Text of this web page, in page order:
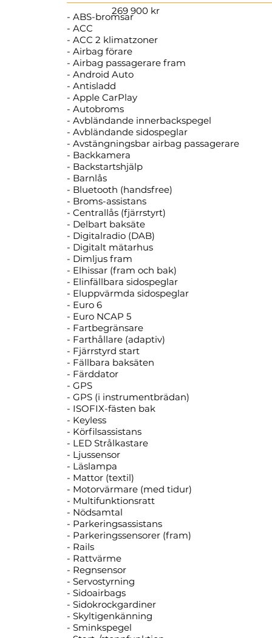
269 900 kr
- ABS-bromsar
- ACC
- ACC 2 klimatzoner
- Airbag förare
- Airbag passagerare fram
- Android Auto
- Antisladd
- Apple CarPlay
- Autobroms
- Avbländande innerbackspegel
- Avbländande sidospeglar
- Avstängningsbar airbag passagerare
- Backkamera
- Backstartshjälp
- Barnlås
- Bluetooth (handsfree)
- Broms-assistans
- Centrallås (fjärrstyrt)
- Delbart baksäte
- Digitalradio (DAB)
- Digitalt mätarhus
- Dimljus fram
- Elhissar (fram och bak)
- Elinfällbara sidospeglar
- Eluppvärmda sidospeglar
- Euro 6
- Euro NCAP 5
- Fartbegränsare
- Farthållare (adaptiv)
- Fjärrstyrd start
- Fällbara baksäten
- Färddator
- GPS
- GPS (i instrumentbrädan)
- ISOFIX-fästen bak
- Keyless
- Körfilsassistans
- LED Strålkastare
- Ljussensor
- Läslampa
- Mattor (textil)
- Motorvärmare (med tidur)
- Multifunktionsratt
- Nödsamtal
- Parkeringsassistans
- Parkeringssensorer (fram)
- Rails
- Rattvärme
- Regnsensor
- Servostyrning
- Sidoairbags
- Sidokrockgardiner
- Skyltigenkänning
- Sminkspegel